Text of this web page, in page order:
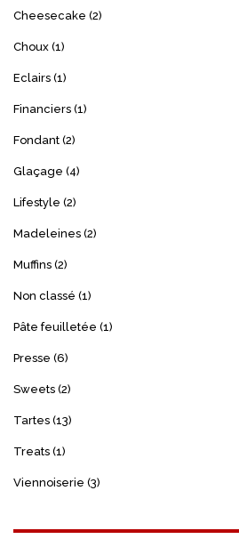
Cheesecake (2)
Choux (1)
Eclairs (1)
Financiers (1)
Fondant (2)
Glaçage (4)
Lifestyle (2)
Madeleines (2)
Muffins (2)
Non classé (1)
Pâte feuilletée (1)
Presse (6)
Sweets (2)
Tartes (13)
Treats (1)
Viennoiserie (3)